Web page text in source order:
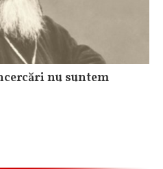
nu suntem